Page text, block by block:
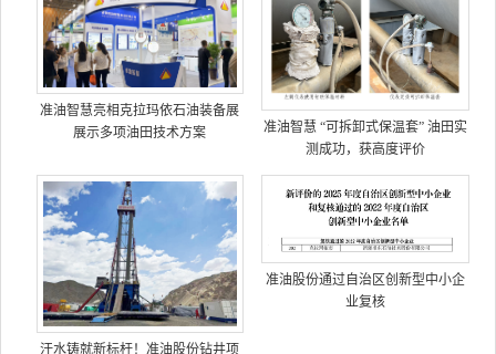
准油智慧亮相克拉玛依石油装备展
展示多项油田技术方案
准油智慧 “可拆卸式保温套” 油田实
测成功，获高度评价
汗水铸就新标杆！准油股份钻井项
准油股份通过自治区创新型中小企
业复核